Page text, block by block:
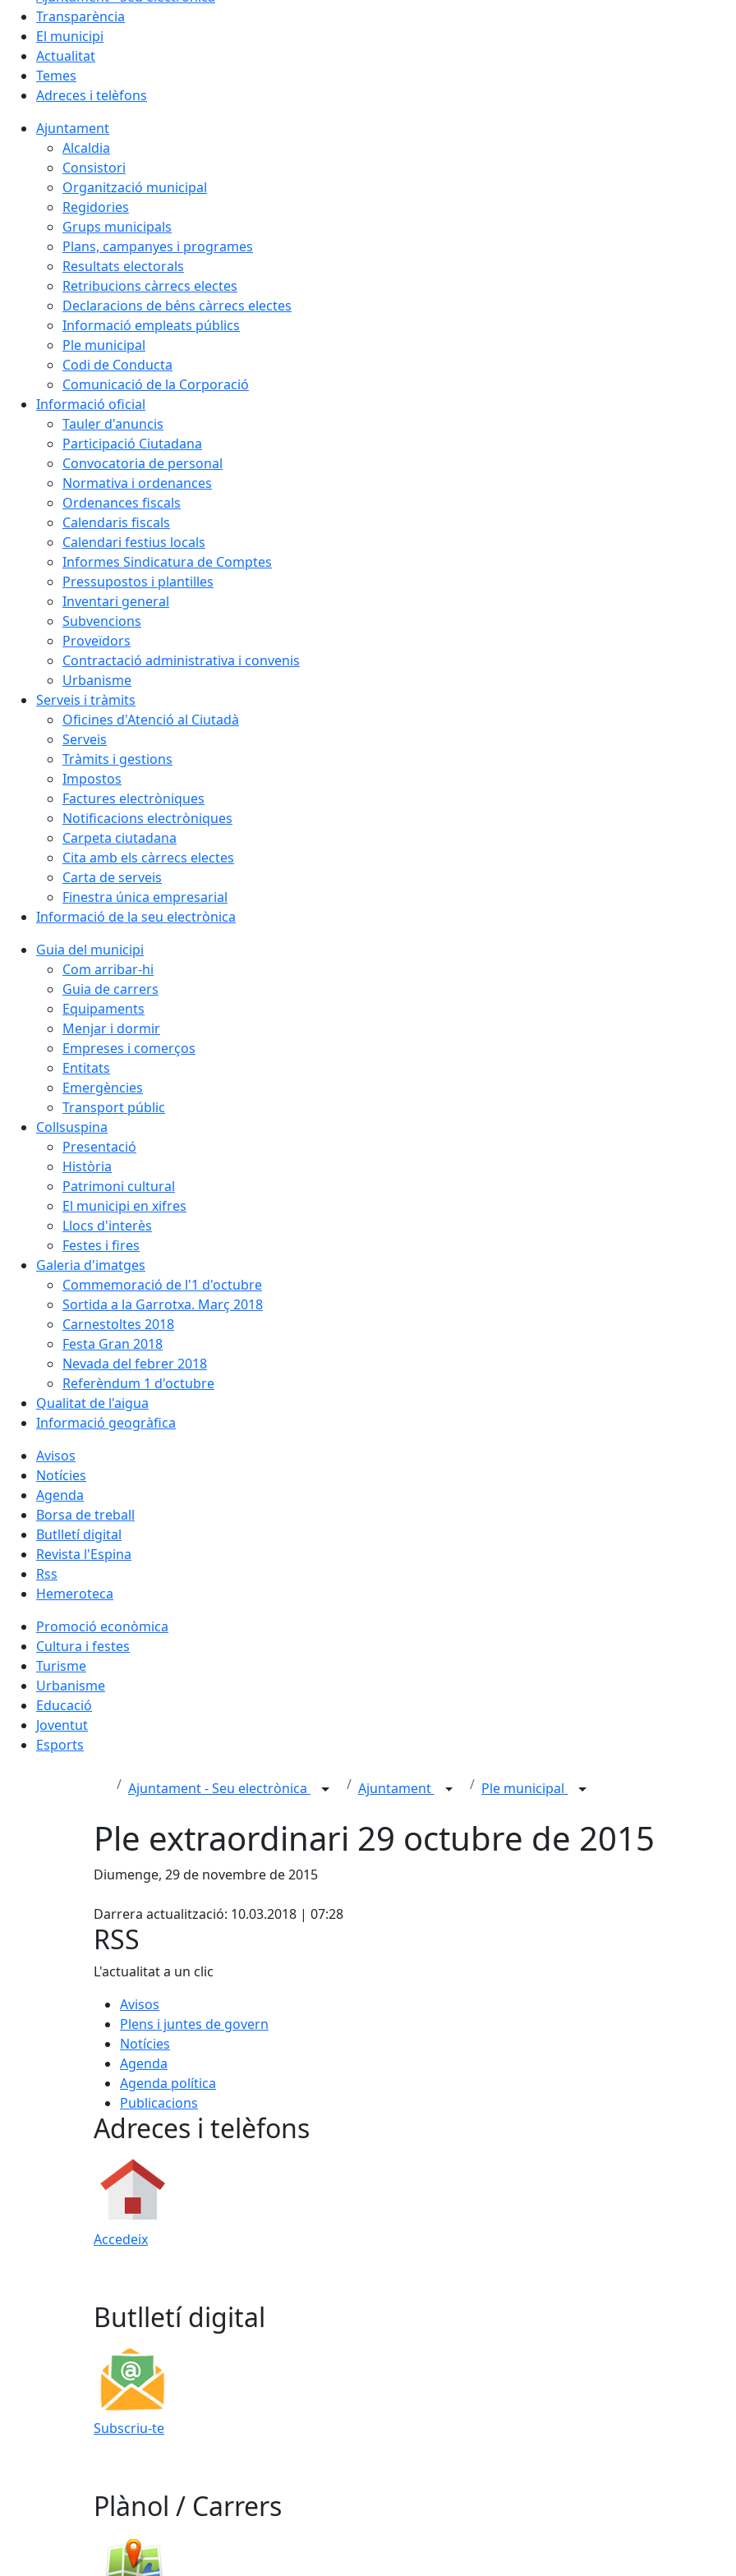
Transparència
El municipi
Actualitat
Temes
Adreces i telèfons
Ajuntament
Alcaldia
Consistori
Organització municipal
Regidories
Grups municipals
Plans, campanyes i programes
Resultats electorals
Retribucions càrrecs electes
Declaracions de béns càrrecs electes
Informació empleats públics
Ple municipal
Codi de Conducta
Comunicació de la Corporació
Informació oficial
Tauler d'anuncis
Participació Ciutadana
Convocatoria de personal
Normativa i ordenances
Ordenances fiscals
Calendaris fiscals
Calendari festius locals
Informes Sindicatura de Comptes
Pressupostos i plantilles
Inventari general
Subvencions
Proveïdors
Contractació administrativa i convenis
Urbanisme
Serveis i tràmits
Oficines d'Atenció al Ciutadà
Serveis
Tràmits i gestions
Impostos
Factures electròniques
Notificacions electròniques
Carpeta ciutadana
Cita amb els càrrecs electes
Carta de serveis
Finestra única empresarial
Informació de la seu electrònica
Guia del municipi
Com arribar-hi
Guia de carrers
Equipaments
Menjar i dormir
Empreses i comerços
Entitats
Emergències
Transport públic
Collsuspina
Presentació
Història
Patrimoni cultural
El municipi en xifres
Llocs d'interès
Festes i fires
Galeria d'imatges
Commemoració de l'1 d'octubre
Sortida a la Garrotxa. Març 2018
Carnestoltes 2018
Festa Gran 2018
Nevada del febrer 2018
Referèndum 1 d'octubre
Qualitat de l'aigua
Informació geogràfica
Avisos
Notícies
Agenda
Borsa de treball
Butlletí digital
Revista l'Espina
Rss
Hemeroteca
Promoció econòmica
Cultura i festes
Turisme
Urbanisme
Educació
Joventut
Esports
Ajuntament - Seu electrònica Ajuntament Ple municipal
Ple extraordinari 29 octubre de 2015
Diumenge, 29 de novembre de 2015
Darrera actualització: 10.03.2018 | 07:28
RSS
L'actualitat a un clic
Avisos
Plens i juntes de govern
Notícies
Agenda
Agenda política
Publicacions
Adreces i telèfons
Accedeix
Butlletí digital
Subscriu-te
Plànol / Carrers